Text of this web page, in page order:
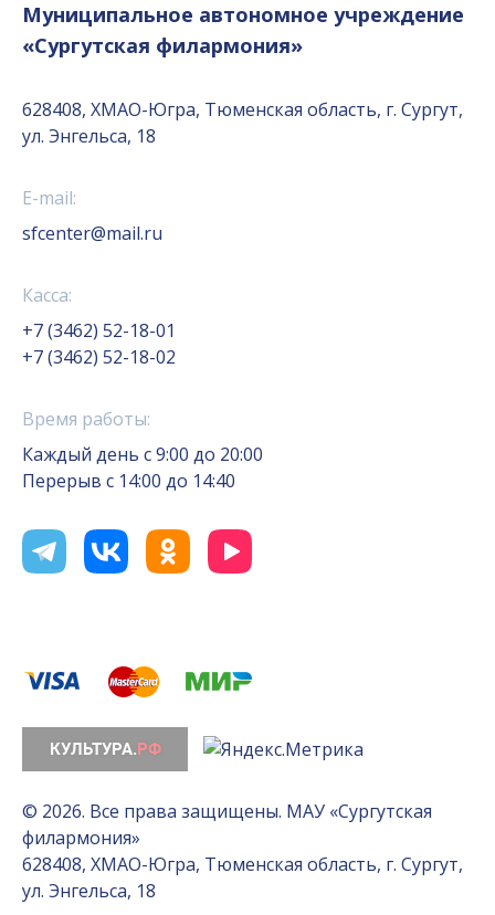
Муниципальное автономное учреждение
«Сургутская филармония»
628408, ХМАО-Югра, Тюменская область, г. Сургут,
ул. Энгельса, 18
E-mail:
sfcenter@mail.ru
Касса:
+7 (3462) 52-18-01
+7 (3462) 52-18-02
Время работы:
Каждый день с 9:00 до 20:00
Перерыв с 14:00 до 14:40
© 2026. Все права защищены. МАУ «Сургутская
филармония»
628408, ХМАО-Югра, Тюменская область, г. Сургут,
ул. Энгельса, 18